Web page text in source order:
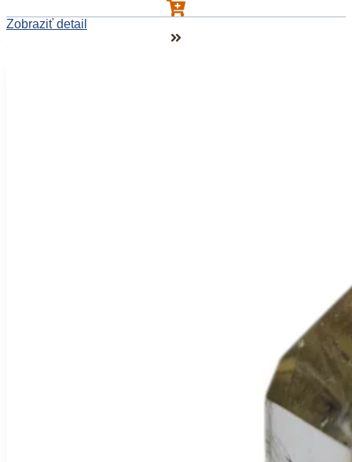
Zobraziť detail